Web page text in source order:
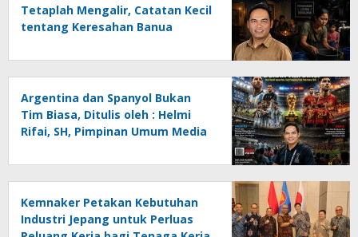
Tetaplah Mengalir, Catatan Kecil
tentang Keresahan Banua
Ancaman Lingkungan, Oleh :
Helmi Rifai, SH
Argentina dan Spanyol Bukan
Tim Biasa, Ditulis oleh : Helmi
Rifai, SH, Pimpinan Umum Media
Kemnaker Petakan Kebutuhan
Industri Jepang untuk Perluas